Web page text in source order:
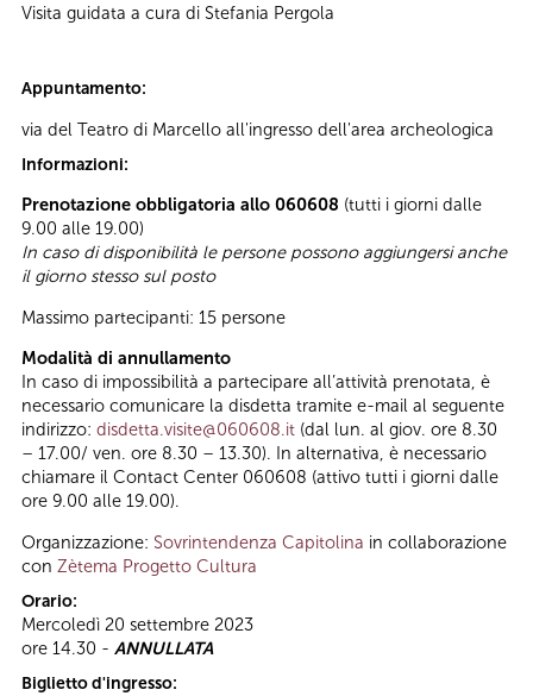
Visita guidata a cura di Stefania Pergola
Appuntamento:
via del Teatro di Marcello all'ingresso dell'area archeologica
Informazioni:
Prenotazione obbligatoria allo 060608 (tutti i giorni dalle
9.00 alle 19.00)
In caso di disponibilità le persone possono aggiungersi anche
il giorno stesso sul posto
Massimo partecipanti: 15 persone
Modalità di annullamento
In caso di impossibilità a partecipare all’attività prenotata, è
necessario comunicare la disdetta tramite e-mail al seguente
indirizzo: disdetta.visite@060608.it (dal lun. al giov. ore 8.30
– 17.00/ ven. ore 8.30 – 13.30). In alternativa, è necessario
chiamare il Contact Center 060608 (attivo tutti i giorni dalle
ore 9.00 alle 19.00).
Organizzazione: Sovrintendenza Capitolina in collaborazione
con Zètema Progetto Cultura
Orario:
Mercoledì 20 settembre 2023
ore 14.30 - ANNULLATA
Biglietto d'ingresso: